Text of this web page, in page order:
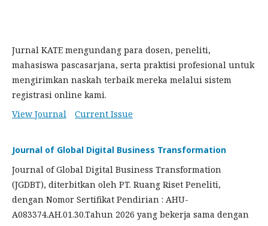
Jurnal KATE mengundang para dosen, peneliti,
mahasiswa pascasarjana, serta praktisi profesional untuk
mengirimkan naskah terbaik mereka melalui sistem
registrasi online kami.
View Journal
Current Issue
Journal of Global Digital Business Transformation
Journal of Global Digital Business Transformation
(JGDBT), diterbitkan oleh PT. Ruang Riset Peneliti,
dengan Nomor Sertifikat Pendirian : AHU-
A083374.AH.01.30.Tahun 2026 yang bekerja sama dengan